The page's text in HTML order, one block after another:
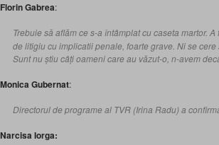
Florin Gabrea:
Trebuie să aflăm ce s-a întâmplat cu caseta martor.
de litigiu cu implicatii penale, foarte grave. Ni se
Sunt nu știu câți oameni care au văzut-o, n-avem
Monica Gubernat:
Directorul de programe al TVR (Irina Radu) a
Narcisa Iorga: